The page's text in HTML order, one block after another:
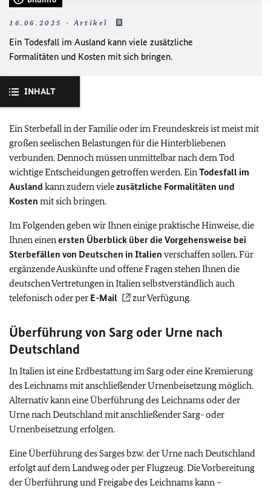
16.06.2025 - Artikel
Ein Todesfall im Ausland kann viele zusätzliche
Formalitäten und Kosten mit sich bringen.
INHALT
Ein Sterbefall in der Familie oder im Freundeskreis ist meist mit
großen seelischen Belastungen für die Hinterbliebenen
verbunden. Dennoch müssen unmittelbar nach dem Tod
wichtige Entscheidungen getroffen werden. Ein Todesfall im
Ausland kann zudem vielezusätzliche Formalitäten und
Kosten mit sich bringen.
Im Folgenden geben wir Ihnen einige praktische Hinweise, die
Ihnen einen ersten Überblick über die Vorgehensweise bei
Sterbefällen von Deutschen in Italien verschaffen sollen. Für
ergänzende Auskünfte und offene Fragen stehen Ihnen die
deutschen Vertretungen in Italien selbstverständlich auch
telefonisch oder per E-Mail zur Verfügung.
Überführung von Sarg oder Urne nach
Deutschland
In Italien ist eine Erdbestattung im Sarg oder eine Kremierung
des Leichnams mit anschließender Urnenbeisetzung möglich.
Alternativ kann eine Überführung des Leichnams oder der
Urne nach Deutschland mit anschließender Sarg- oder
Urnenbeisetzung erfolgen.
Eine Überführung des Sarges bzw. der Urne nach Deutschland
erfolgt auf dem Landweg oder per Flugzeug. Die Vorbereitung
der Überführung und Freigabe des Leichnams kann –